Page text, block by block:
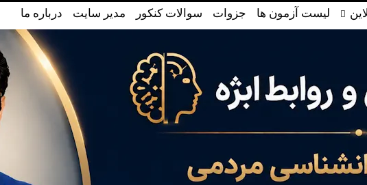
لیست آزمون ها جزوات سوالات کنکور مدیر سایت درباره ما